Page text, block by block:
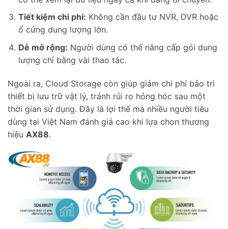
Tiết kiệm chi phí: Không cần đầu tư NVR, DVR hoặc
ổ cứng dung lượng lớn.
Dễ mở rộng: Người dùng có thể nâng cấp gói dung
lượng chỉ bằng vài thao tác.
Ngoài ra, Cloud Storage còn giúp giảm chi phí bảo trì
thiết bị lưu trữ vật lý, tránh rủi ro hỏng hóc sau một
thời gian sử dụng. Đây là lợi thế mà nhiều người tiêu
dùng tại Việt Nam đánh giá cao khi lựa chọn thương
hiệu AX88.